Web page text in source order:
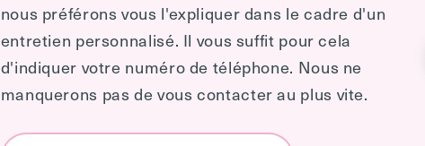
nous préférons vous l'expliquer dans le cadre d'un
entretien personnalisé. Il vous suffit pour cela
d'indiquer votre numéro de téléphone. Nous ne
manquerons pas de vous contacter au plus vite.